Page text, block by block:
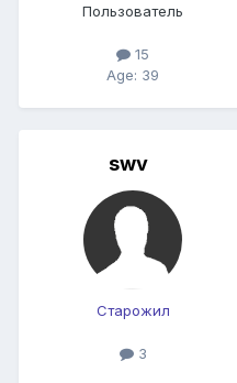
Пользователь
15
Age: 39
swv
Старожил
3